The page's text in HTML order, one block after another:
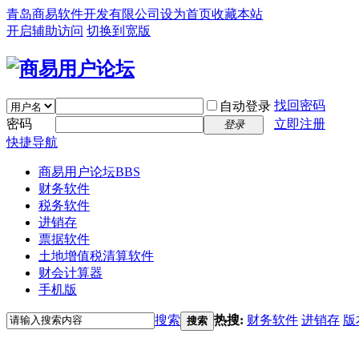
青岛商易软件开发有限公司 设为首页收藏本站
开启辅助访问 切换到宽版
自动登录 找回密码
密码
登录
立即注册
快捷导航
商易用户论坛BBS
财务软件
税务软件
进销存
票据软件
土地增值税清算软件
财会计算器
手机版
搜索 搜索 热搜: 财务软件 进销存 版